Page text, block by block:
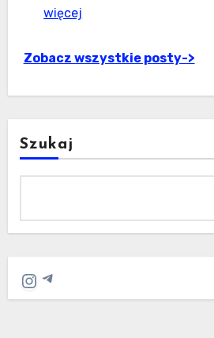
więcej
wykorzystania.
Zobacz wszystkie posty->
Szukaj
Instagram
Telegram